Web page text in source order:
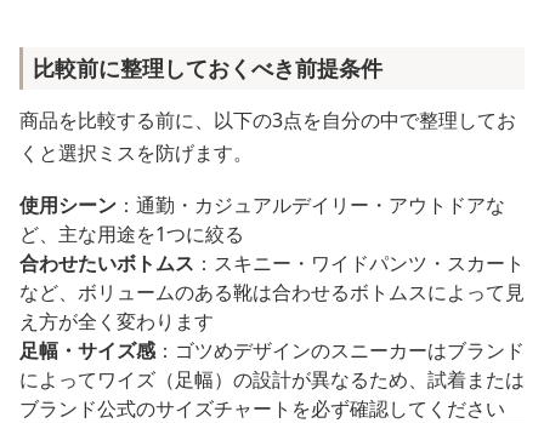
比較前に整理しておくべき前提条件
商品を比較する前に、以下の3点を自分の中で整理してお
くと選択ミスを防げます。
使用シーン ：通勤・カジュアルデイリー・アウトドアな
ど、主な用途を1つに絞る
合わせたいボトムス ：スキニー・ワイドパンツ・スカート
など、ボリュームのある靴は合わせるボトムスによって見
え方が全く変わります
足幅・サイズ感：ゴツめデザインのスニーカーはブランド
によってワイズ（足幅）の設計が異なるため、試着または
ブランド公式のサイズチャートを必ず確認してください